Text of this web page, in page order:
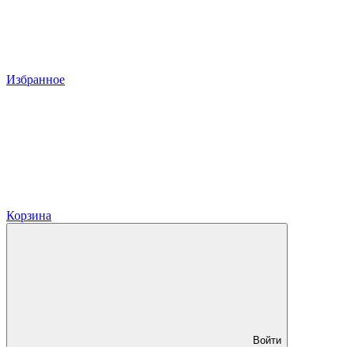
Избранное
Корзина
Войти